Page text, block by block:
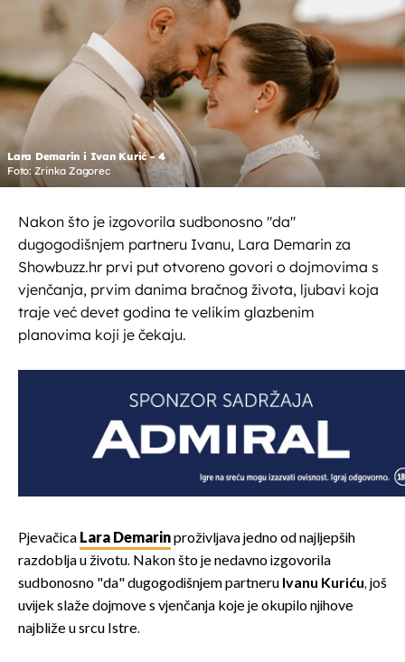
Lara Demarin i Ivan Kurić - 4
Foto: Zrinka Zagorec
Nakon što je izgovorila sudbonosno "da"
dugogodišnjem partneru Ivanu, Lara Demarin za
Showbuzz.hr prvi put otvoreno govori o dojmovima s
vjenčanja, prvim danima bračnog života, ljubavi koja
traje već devet godina te velikim glazbenim
planovima koji je čekaju.
Pjevačica Lara Demarinproživljava jedno od najljepših
razdoblja u životu. Nakon što je nedavno izgovorila
sudbonosno "da" dugogodišnjem partneru Ivanu Kuriću, još
uvijek slaže dojmove s vjenčanja koje je okupilo njihove
najbliže u srcu Istre.
OMOGUĆI OBAVIJESTI